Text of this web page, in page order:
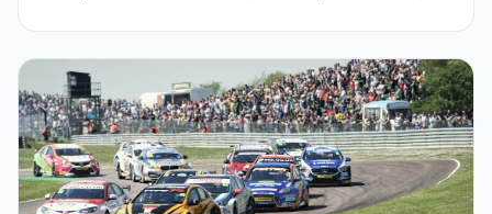
に上昇。タスク当たりのコスト効率も悪化し、実用性を疑問
視する声も。